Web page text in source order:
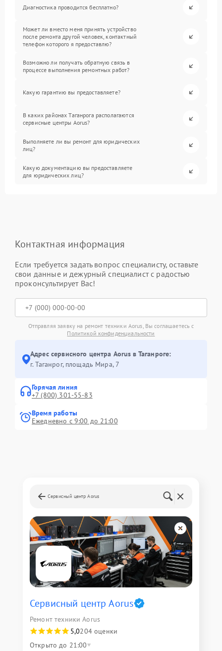
Диагностика проводится бесплатно?
Может ли вместо меня принять устройство
после ремонта другой человек, контактный
телефон которого я предоставлю?
Возможно ли получать обратную связь в
процессе выполнения ремонтных работ?
Какую гарантию вы предоставляете?
В каких районах Таганрога располагаются
сервисные центры Aorus?
Выполняете ли вы ремонт для юридических
лиц?
Какую документацию вы предоставляете
для юридических лиц?
Контактная информация
Если требуется задать вопрос специалисту, оставьте
свои данные и дежурный специалист с радостью
проконсультирует Вас!
Отправляя заявку на ремонт техники Aorus, Вы соглашаетесь с
Политикой конфиденциальности
Адрес сервисного центра Aorus в Таганроге:
г. Таганрог, площадь Мира, 7
Горячая линия
+7 (800) 301-55-83
Время работы
Ежедневно с 9:00 до 21:00
Сервисный центр Aorus
Сервисный центр Aorus
Ремонт техники Aorus
5,0204 оценки
Открыто до 21:00